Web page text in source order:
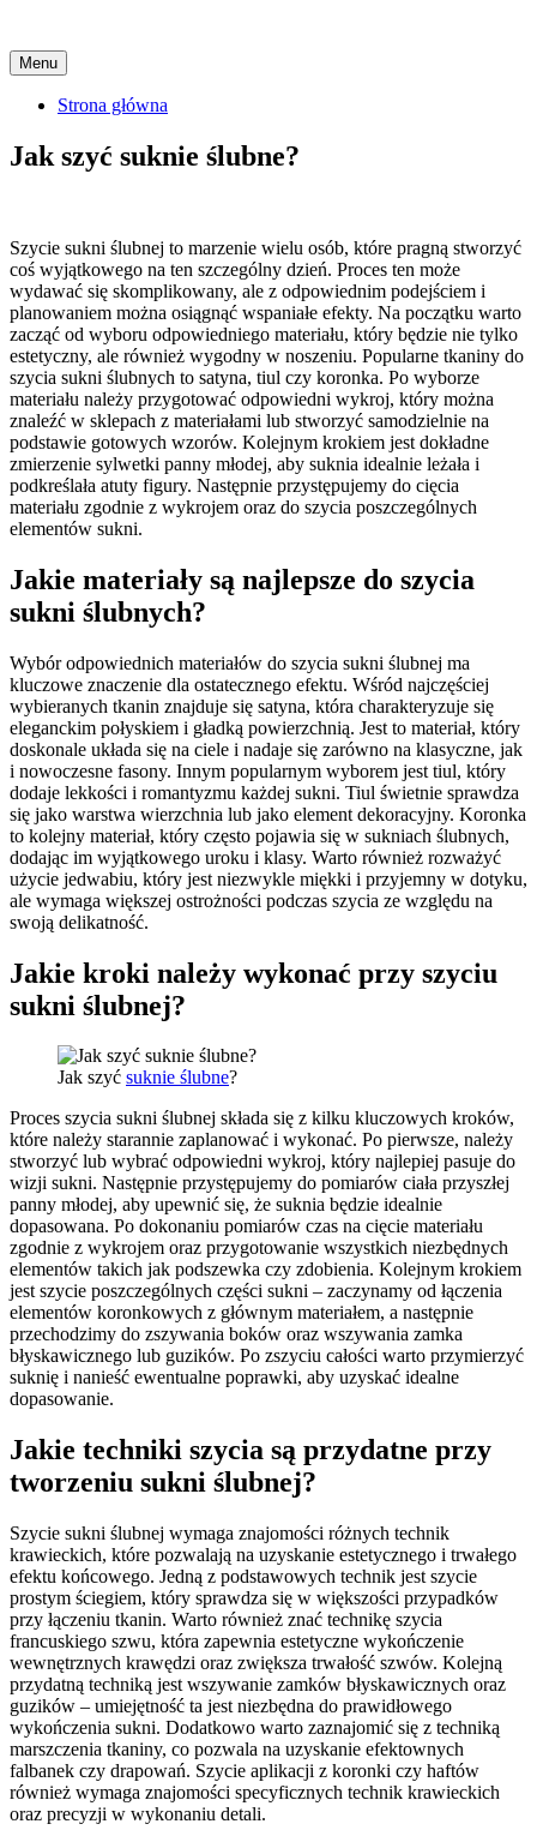
Menu Skip
to
content
Strona główna
Jak szyć suknie ślubne?
Szycie sukni ślubnej to marzenie wielu osób, które pragną stworzyć
coś wyjątkowego na ten szczególny dzień. Proces ten może
wydawać się skomplikowany, ale z odpowiednim podejściem i
planowaniem można osiągnąć wspaniałe efekty. Na początku warto
zacząć od wyboru odpowiedniego materiału, który będzie nie tylko
estetyczny, ale również wygodny w noszeniu. Popularne tkaniny do
szycia sukni ślubnych to satyna, tiul czy koronka. Po wyborze
materiału należy przygotować odpowiedni wykroj, który można
znaleźć w sklepach z materiałami lub stworzyć samodzielnie na
podstawie gotowych wzorów. Kolejnym krokiem jest dokładne
zmierzenie sylwetki panny młodej, aby suknia idealnie leżała i
podkreślała atuty figury. Następnie przystępujemy do cięcia
materiału zgodnie z wykrojem oraz do szycia poszczególnych
elementów sukni.
Jakie materiały są najlepsze do szycia
sukni ślubnych?
Wybór odpowiednich materiałów do szycia sukni ślubnej ma
kluczowe znaczenie dla ostatecznego efektu. Wśród najczęściej
wybieranych tkanin znajduje się satyna, która charakteryzuje się
eleganckim połyskiem i gładką powierzchnią. Jest to materiał, który
doskonale układa się na ciele i nadaje się zarówno na klasyczne, jak
i nowoczesne fasony. Innym popularnym wyborem jest tiul, który
dodaje lekkości i romantyzmu każdej sukni. Tiul świetnie sprawdza
się jako warstwa wierzchnia lub jako element dekoracyjny. Koronka
to kolejny materiał, który często pojawia się w sukniach ślubnych,
dodając im wyjątkowego uroku i klasy. Warto również rozważyć
użycie jedwabiu, który jest niezwykle miękki i przyjemny w dotyku,
ale wymaga większej ostrożności podczas szycia ze względu na
swoją delikatność.
Jakie kroki należy wykonać przy szyciu
sukni ślubnej?
Jak szyć suknie ślubne?
Proces szycia sukni ślubnej składa się z kilku kluczowych kroków,
które należy starannie zaplanować i wykonać. Po pierwsze, należy
stworzyć lub wybrać odpowiedni wykroj, który najlepiej pasuje do
wizji sukni. Następnie przystępujemy do pomiarów ciała przyszłej
panny młodej, aby upewnić się, że suknia będzie idealnie
dopasowana. Po dokonaniu pomiarów czas na cięcie materiału
zgodnie z wykrojem oraz przygotowanie wszystkich niezbędnych
elementów takich jak podszewka czy zdobienia. Kolejnym krokiem
jest szycie poszczególnych części sukni – zaczynamy od łączenia
elementów koronkowych z głównym materiałem, a następnie
przechodzimy do zszywania boków oraz wszywania zamka
błyskawicznego lub guzików. Po zszyciu całości warto przymierzyć
suknię i nanieść ewentualne poprawki, aby uzyskać idealne
dopasowanie.
Jakie techniki szycia są przydatne przy
tworzeniu sukni ślubnej?
Szycie sukni ślubnej wymaga znajomości różnych technik
krawieckich, które pozwalają na uzyskanie estetycznego i trwałego
efektu końcowego. Jedną z podstawowych technik jest szycie
prostym ściegiem, który sprawdza się w większości przypadków
przy łączeniu tkanin. Warto również znać technikę szycia
francuskiego szwu, która zapewnia estetyczne wykończenie
wewnętrznych krawędzi oraz zwiększa trwałość szwów. Kolejną
przydatną techniką jest wszywanie zamków błyskawicznych oraz
guzików – umiejętność ta jest niezbędna do prawidłowego
wykończenia sukni. Dodatkowo warto zaznajomić się z techniką
marszczenia tkaniny, co pozwala na uzyskanie efektownych
falbanek czy drapowań. Szycie aplikacji z koronki czy haftów
również wymaga znajomości specyficznych technik krawieckich
oraz precyzji w wykonaniu detali.